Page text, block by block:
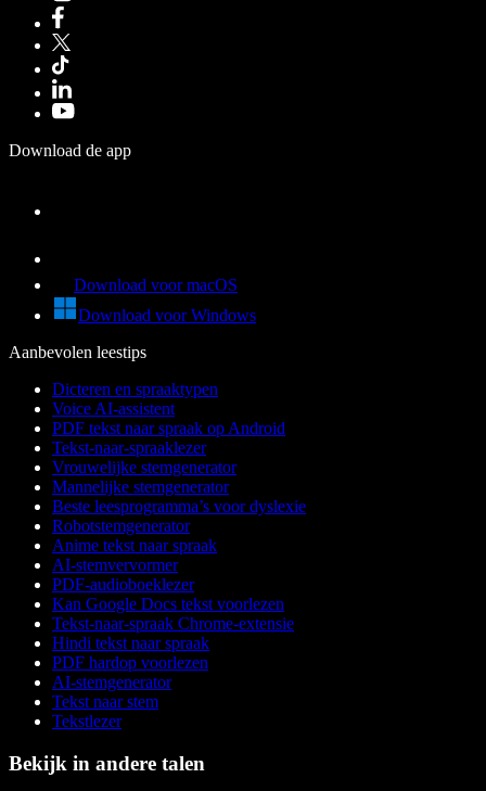
Download de app
Download voor macOS
Download voor Windows
Aanbevolen leestips
Dicteren en spraaktypen
Voice AI-assistent
PDF tekst naar spraak op Android
Tekst-naar-spraaklezer
Vrouwelijke stemgenerator
Mannelijke stemgenerator
Beste leesprogramma’s voor dyslexie
Robotstemgenerator
Anime tekst naar spraak
AI-stemvervormer
PDF-audioboeklezer
Kan Google Docs tekst voorlezen
Tekst-naar-spraak Chrome-extensie
Hindi tekst naar spraak
PDF hardop voorlezen
AI-stemgenerator
Tekst naar stem
Tekstlezer
Bekijk in andere talen